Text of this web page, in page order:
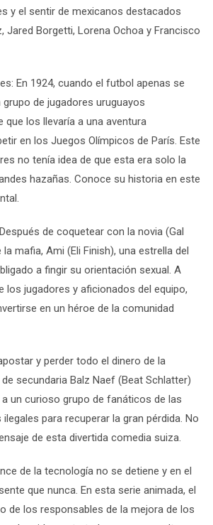
y el sentir de mexicanos destacados
Jared Borgetti, Lorena Ochoa y Francisco
: En 1924, cuando el futbol apenas se
de jugadores uruguayos
que los llevaría a una aventura
en los Juegos Olímpicos de París. Este
no tenía idea de que esta era solo la
hazañas. Conoce su historia en este
Después de coquetear con la novia (Gal
mafia, Ami (Eli Finish), una estrella del
a fingir su orientación sexual. A
los jugadores y aficionados del equipo,
en un héroe de la comunidad
y perder todo el dinero de la
secundaria Balz Naef (Beat Schlatter)
un curioso grupo de fanáticos de las
para recuperar la gran pérdida. No
de esta divertida comedia suiza.
de la tecnología no se detiene y en el
que nunca. En esta serie animada, el
de los responsables de la mejora de los